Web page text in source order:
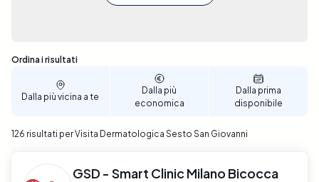
Sono stati trovati 126 risultati
Ordina i risultati
Dalla più vicina a te
Dalla più
economica
Dalla prima
disponibile
126 risultati per Visita Dermatologica Sesto San Giovanni
GSD - Smart Clinic Milano Bicocca